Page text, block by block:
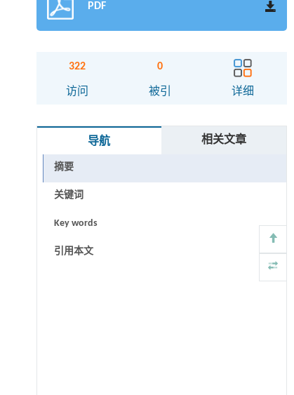
PDF
322
访问
0
被引 详细
导航 相关文章
摘要
关键词
Key words
引用本文